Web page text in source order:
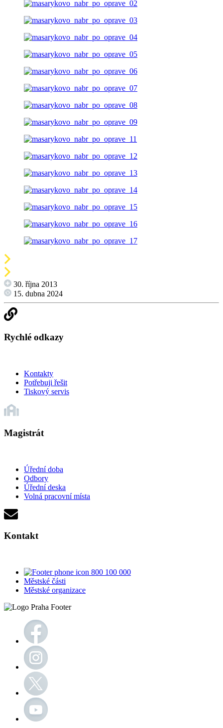
30. října 2013
15. dubna 2024
Rychlé odkazy
Kontakty
Potřebuji řešit
Tiskový servis
Magistrát
Úřední doba
Odbory
Úřední deska
Volná pracovní místa
Kontakt
800 100 000
Městské části
Městské organizace